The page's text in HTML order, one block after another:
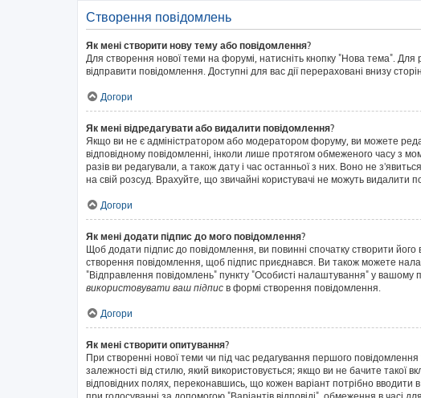
Створення повідомлень
Як мені створити нову тему або повідомлення?
Для створення нової теми на форумі, натисніть кнопку "Нова тема".
відправити повідомлення. Доступні для вас дії перераховані внизу
Догори
Як мені відредагувати або видалити повідомлення?
Якщо ви не є адміністратором або модератором форуму, ви можете
відповідному повідомленні, інколи лише протягом обмеженого часу з
разів ви редагували, а також дату і час останньої з них. Воно не
на свій розсуд. Врахуйте, що звичайні користувачі не можуть видалити
Догори
Як мені додати підпис до мого повідомлення?
Щоб додати підпис до повідомлення, ви повинні спочатку створити
створення повідомлення, щоб підпис приєднався. Ви також можете
"Відправлення повідомлень" пункту "Особисті налаштування" у
використовувати ваш підпис в формі створення повідомлення.
Догори
Як мені створити опитування?
При створенні нової теми чи під час редагування першого
залежності від стилю, який використовується; якщо ви не бачите такої
відповідних полях, переконавшись, що кожен варіант потрібно вводити в